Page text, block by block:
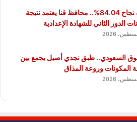
بنسبة نجاح 84.04%.. محافظ قنا يعتمد نتيجة
الدور الثاني للشهادة الإعدادية
السعودي.. طبق نجدي أصيل يجمع بين
المكونات وروعة المذاق